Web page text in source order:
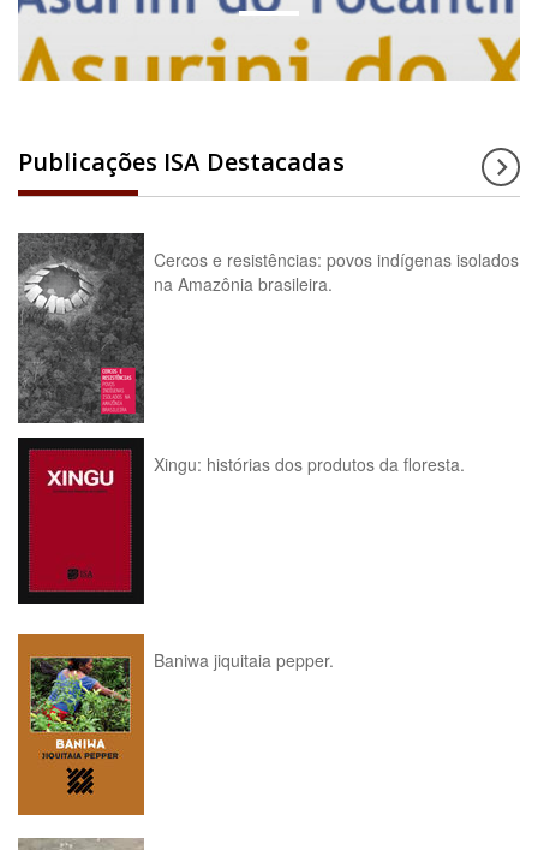
Publicações ISA Destacadas
Cercos e resistências: povos indígenas isolados
na Amazônia brasileira.
Xingu: histórias dos produtos da floresta.
Baniwa jiquitaia pepper.